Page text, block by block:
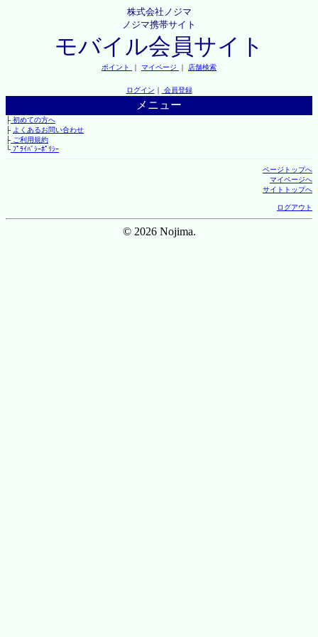
株式会社ノジマ
ノジマ携帯サイト
モバイル会員サイト
ポイント ｜ マイページ ｜ 店舗検索
ログイン ｜ 会員登録
メニュー
├初めての方へ
├ よくあるお問い合わせ
├ご利用規約
└ﾌﾟﾗｲﾊﾞｼｰﾎﾟﾘｼｰ
ページトップへ
マイページへ
サイトトップへ
ログアウト
© 2026 Nojima.